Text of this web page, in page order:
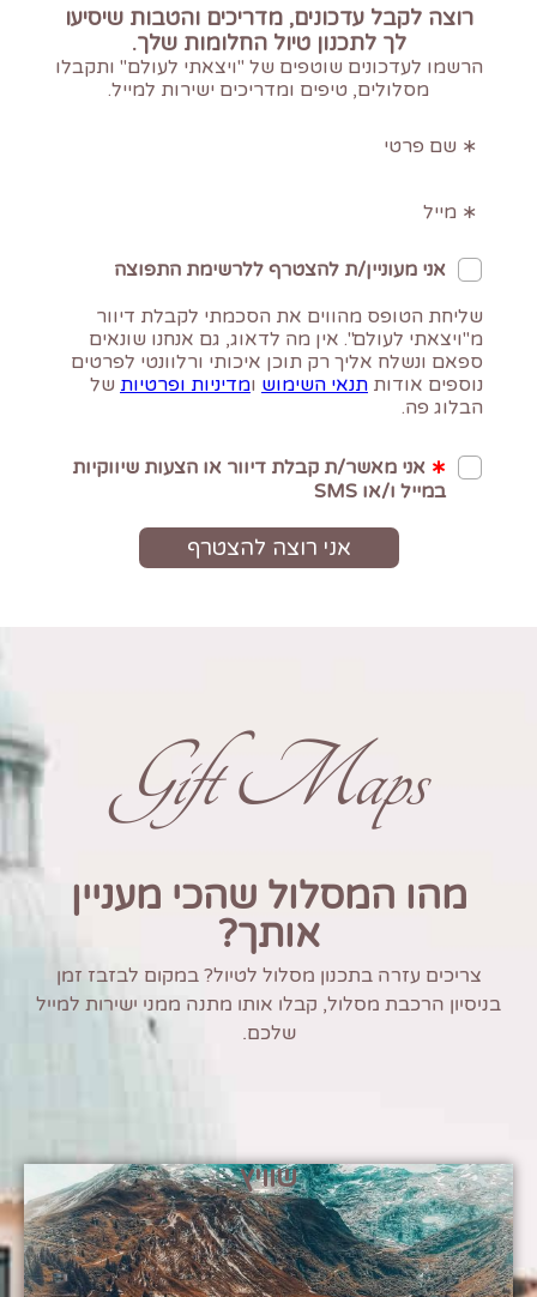
Gift Maps
מהו המסלול שהכי מעניין
אותך?
צריכים עזרה בתכנון מסלול לטיול? במקום לבזבז זמן
בניסיון הרכבת מסלול, קבלו אותו מתנה ממני ישירות למייל
שלכם.
שוויץ